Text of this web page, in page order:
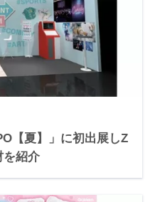
【夏】」に初出展しZ
を紹介